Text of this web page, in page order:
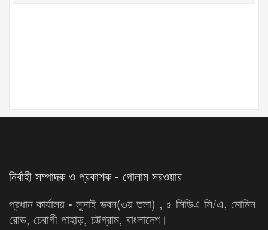
নির্বাহী সম্পাদক ও প্রকাশক - গোলাম সরওয়ার
প্রধান কার্যালয় - লুসাই ভবন(৩য় তলা) , ৫ সিডিএ সি/এ, মোমিন
রোড, চেরাগী পাহাড়, চট্টগ্রাম, বাংলাদেশ।